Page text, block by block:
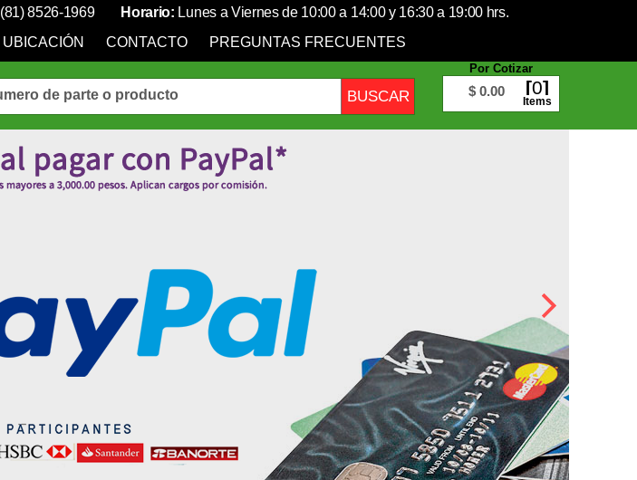
(81) 8526-1969 Horario: Lunes a Viernes de 10:00 a 14:00 y 16:30 a 19:00 hrs.
UBICACIÓN CONTACTO PREGUNTAS FRECUENTES
Por Cotizar
$ 0.00 0
Items